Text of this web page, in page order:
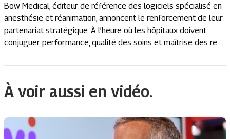
Bow Medical, éditeur de référence des logiciels spécialisé en
anesthésie et réanimation, annoncent le renforcement de leur
partenariat stratégique. À l’heure où les hôpitaux doivent
conjuguer performance, qualité des soins et maîtrise des re...
À voir aussi en vidéo.